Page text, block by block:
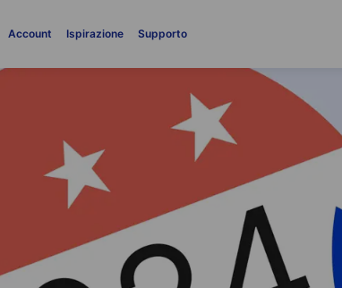
Account Ispirazione Supporto